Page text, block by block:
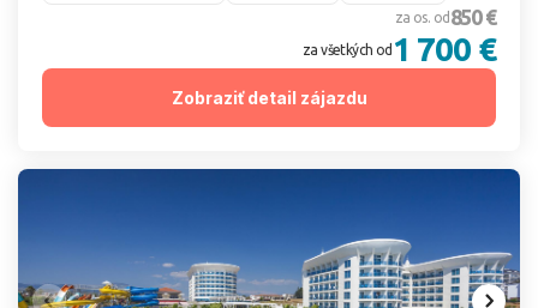
za os. od 850 €
za všetkých od 1 700 €
Zobraziť detail zájazdu